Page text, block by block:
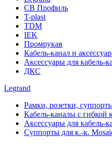
СВ Профиль
T-plast
TDM
IEK
Промрукав
Кабель-канал и
Аксессуары для кабель-
ДКС
Legrand
Рамки, розетки,
Кабель-каналы с
Аксессуары для кабель-
Суппорты для к.-к.